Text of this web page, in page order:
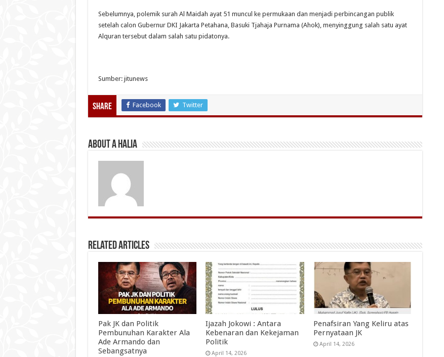
Sebelumnya, polemik surah Al Maidah ayat 51 muncul ke permukaan dan menjadi perbincangan publik
setelah calon Gubernur DKI Jakarta Petahana, Basuki Tjahaja Purnama (Ahok), menyinggung salah satu ayat
Alquran tersebut dalam salah satu pidatonya.
Sumber: jitunews
Share Facebook Twitter
About A Halia
Related Articles
Pak JK dan Politik
Pembunuhan Karakter Ala
Ade Armando dan
Sebangsatnya
Ijazah Jokowi : Antara
Kebenaran dan Kekejaman
Politik
April 14, 2026
Penafsiran Yang Keliru atas
Pernyataan JK
April 14, 2026